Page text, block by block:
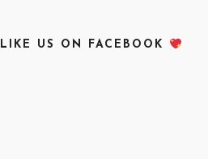
LIKE US ON FACEBOOK